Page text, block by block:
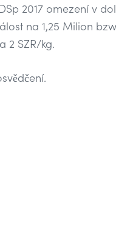
2017 omezení v
na 1,25 Milion
2 SZR/kg.